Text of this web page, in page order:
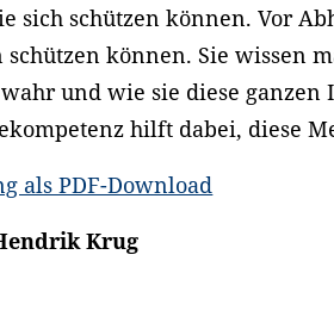
sich schützen können. Vor
schützen können. Sie wissen
und wie sie diese
hilft dabei, diese
als PDF-Download
Krug